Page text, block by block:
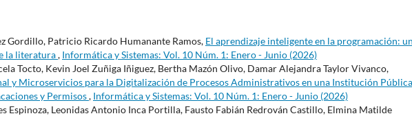
Gordillo, Patricio Ricardo Humanante Ramos, El aprendizaje inteligente en la programación:
la literatura, Informática y Sistemas: Vol. 10 Núm. 1: Enero - Junio (2026)
Tocto, Kevin Joel Zuñiga Iñiguez, Bertha Mazón Olivo, Damar Alejandra Taylor Vivanco,
y Microservicios para la Digitalización de Procesos Administrativos en una Institución
y Permisos, Informática y Sistemas: Vol. 10 Núm. 1: Enero - Junio (2026)
Espinoza, Leonidas Antonio Inca Portilla, Fausto Fabián Redrován Castillo, Elmina Matilde